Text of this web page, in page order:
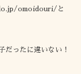
omoidouri/と
だったに違いない！